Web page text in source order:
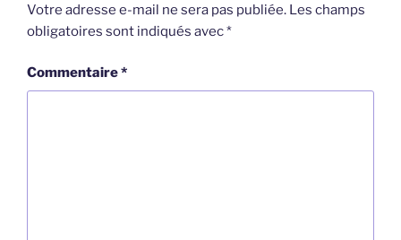
Votre adresse e-mail ne sera pas publiée. Les champs
obligatoires sont indiqués avec*
Commentaire*